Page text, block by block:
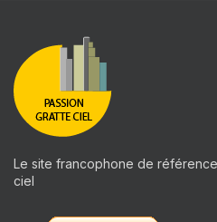
Le site francophone de
ciel